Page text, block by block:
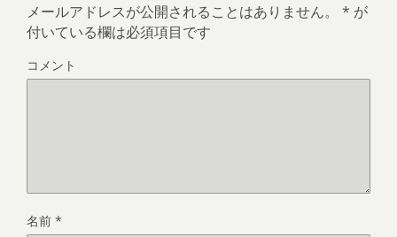
メールアドレスが公開されることはありません。 * が
付いている欄は必須項目です
コメント
名前 *